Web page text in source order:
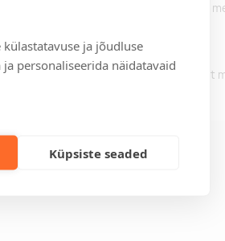
ja jõudluse
personaliseerida näidatavaid
Küpsiste seaded
olemasolevaid ning eelnevaid tellimusi
tellimused
tarneaja vajadusel palun võtke ühendust